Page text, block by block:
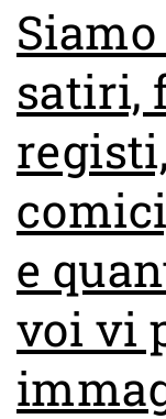
satiri,
e
voi vi